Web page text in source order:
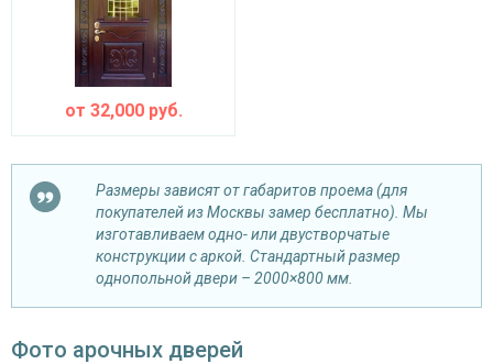
от 32,000руб.
Размеры зависят от габаритов проема (для
покупателей из Москвы замер бесплатно). Мы
изготавливаем одно- или двустворчатые
конструкции с аркой. Стандартный размер
однопольной двери – 2000×800 мм.
Фото арочных дверей